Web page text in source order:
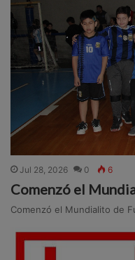
Jul 28, 2026 0 6
Comenzó el
Comenzó el Mundialito de